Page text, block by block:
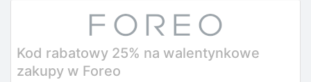
Kod rabatowy 25% na walentynkowe
zakupy w Foreo